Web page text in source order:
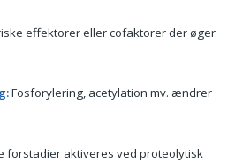
effektorer eller cofaktorer der øger
Fosforylering, acetylation mv. ændrer
forstadier aktiveres ved proteolytisk